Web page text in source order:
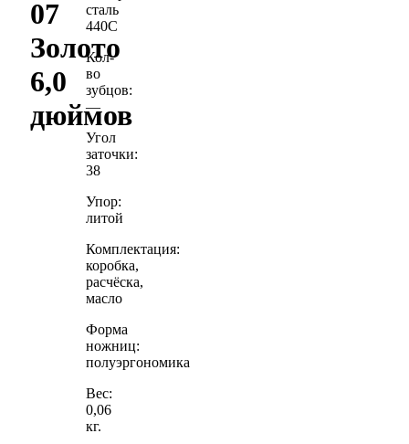
07
Золото
6,0
дюймов
сталь
440С
Кол-
во
зубцов:
—
Угол
заточки:
38
Упор:
литой
Комплектация:
коробка,
расчёска,
масло
Форма
ножниц:
полуэргономика
Вес:
0,06
кг.